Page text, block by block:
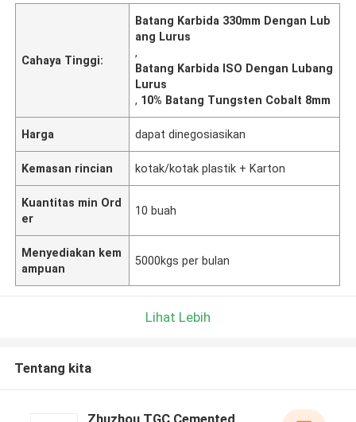
Cahaya Tinggi:
Batang Karbida 330mm Dengan Lub
ang Lurus
,
Batang Karbida ISO Dengan Lubang
Lurus
, 10% Batang Tungsten Cobalt 8mm
Harga dapat dinegosiasikan
Kemasan rincian kotak/kotak plastik + Karton
Kuantitas min Ord
er
10 buah
Menyediakan kem
ampuan
5000kgs per bulan
Lihat Lebih
Tentang kita